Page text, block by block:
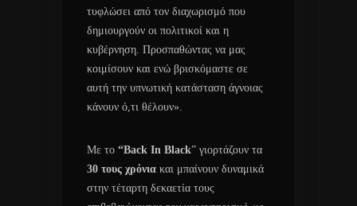
τυφλώσει από τον διαχωρισμό που
δημιουργούν οι πολιτικοί και η
κυβέρνηση. Προσπαθώντας να μας
κοιμίσουν και ενώ βρισκόμαστε σε
αυτή την υπνωτική κατάσταση άγνοιας
κάνουν ό,τι θέλουν».
Με το “Back In Black” γιορτάζουν τα
30 τους χρόνια και μπαίνουν δυναμικά
στην τέταρτη δεκαετία τους